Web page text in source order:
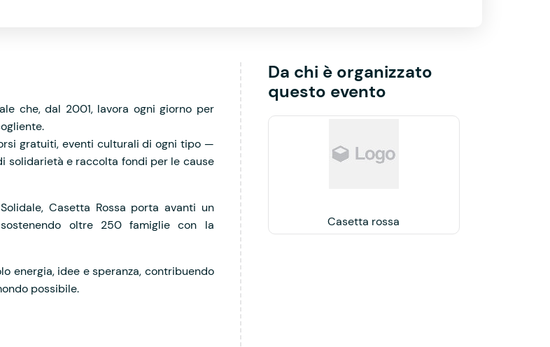
che, dal 2001, lavora ogni giorno per
gratuiti, eventi culturali di ogni tipo —
solidarietà e raccolta fondi per le cause
Casetta Rossa porta avanti un
oltre 250 famiglie con la
energia, idee e speranza, contribuendo
possibile.
Da chi è organizzato
questo evento
Casetta rossa